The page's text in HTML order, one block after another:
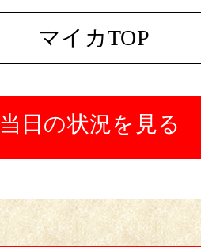
マイカTOP
当日の状況を見る